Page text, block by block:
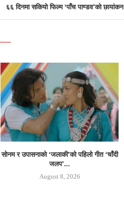
६६ दिनमा सकियाे फिल्म ‘पाँच पाण्डव’को छायांकन
साेनम र उपासनाकाे ‘जलाकी’को पहिलो गीत ‘चाँदी
जलप’...
August 8, 2026